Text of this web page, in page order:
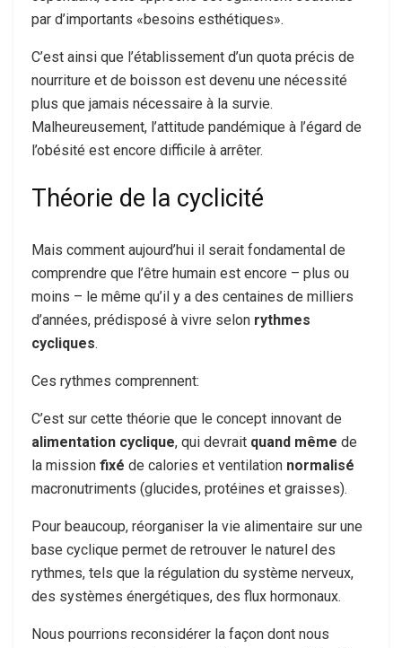
par d’importants «besoins esthétiques».
C’est ainsi que l’établissement d’un quota précis de
nourriture et de boisson est devenu une nécessité
plus que jamais nécessaire à la survie.
Malheureusement, l’attitude pandémique à l’égard de
l’obésité est encore difficile à arrêter.
Théorie de la cyclicité
Mais comment aujourd’hui il serait fondamental de
comprendre que l’être humain est encore – plus ou
moins – le même qu’il y a des centaines de milliers
d’années, prédisposé à vivre selon rythmes
cycliques.
Ces rythmes comprennent:
C’est sur cette théorie que le concept innovant de
alimentation cyclique, qui devrait quand même de
la mission fixé de calories et ventilation normalisé
macronutriments (glucides, protéines et graisses).
Pour beaucoup, réorganiser la vie alimentaire sur une
base cyclique permet de retrouver le naturel des
rythmes, tels que la régulation du système nerveux,
des systèmes énergétiques, des flux hormonaux.
Nous pourrions reconsidérer la façon dont nous